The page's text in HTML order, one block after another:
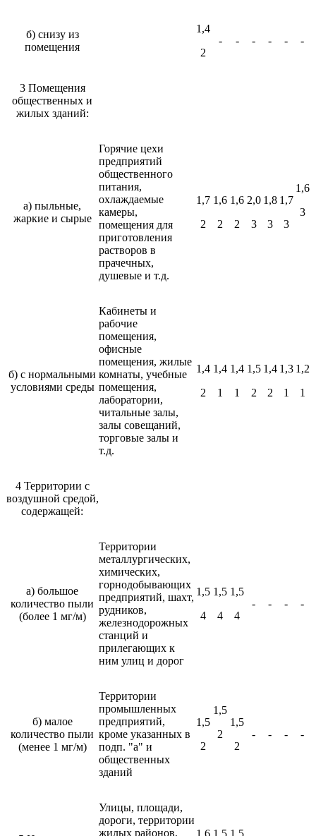
б) снизу из
помещения
1,4
2
- - - - - -
3 Помещения
общественных и
жилых зданий:
а) пыльные,
жаркие и сырые
Горячие цехи
предприятий
общественного
питания,
охлаждаемые
камеры,
помещения для
приготовления
растворов в
прачечных,
душевые и т.д.
1,7
2
1,6
2
1,6
2
2,0
3
1,8
3
1,7
3
1,6
3
б) с нормальными
условиями среды
Кабинеты и
рабочие
помещения,
офисные
помещения, жилые
комнаты, учебные
помещения,
лаборатории,
читальные залы,
залы совещаний,
торговые залы и
т.д.
1,4
2
1,4
1
1,4
1
1,5
2
1,4
2
1,3
1
1,2
1
4 Территории с
воздушной средой,
содержащей:
а) большое
количество пыли
(более 1 мг/м)
Территории
металлургических,
химических,
горнодобывающих
предприятий, шахт,
рудников,
железнодорожных
станций и
прилегающих к
ним улиц и дорог
1,5
4
1,5
4
1,5
4
- - - -
б) малое
количество пыли
(менее 1 мг/м)
Территории
промышленных
предприятий,
кроме указанных в
подп. "а" и
общественных
зданий
1,5
2
1,5
2
1,5
2
- - - -
Улицы, площади,
дороги, территории
жилых районов,
1,6 1,5 1,5